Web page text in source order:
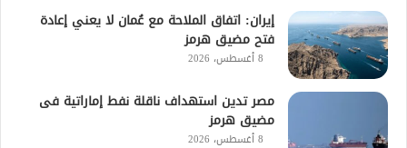
إيران: اتفاق الملاحة مع عُمان لا يعني إعادة
فتح مضيق هرمز
8 أغسطس، 2026
مصر تدين استهداف ناقلة نفط إماراتية فى
مضيق هرمز
8 أغسطس، 2026